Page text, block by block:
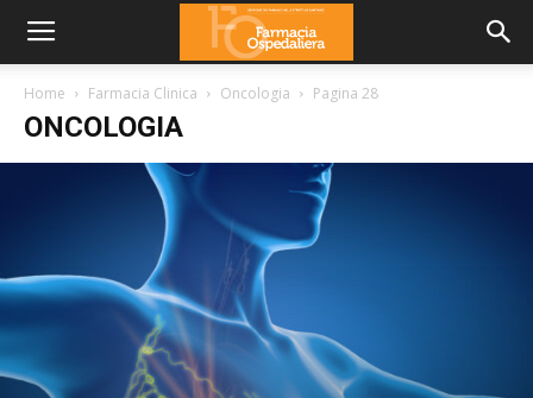
Home Farmacia Clinica Oncologia Pagina 28
ONCOLOGIA